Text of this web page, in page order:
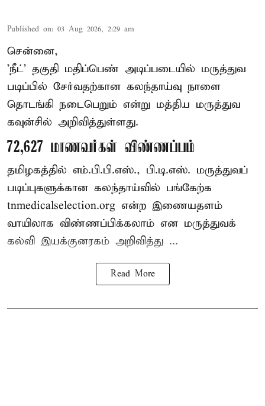
Published on: 03 Aug 2026, 2:29 am
சென்னை,
'நீட்' தகுதி மதிப்பெண் அடிப்படையில் மருத்துவ
படிப்பில் சேர்வதற்கான கலந்தாய்வு நாளை
தொடங்கி நடைபெறும் என்று மத்திய மருத்துவ
கவுன்சில் அறிவித்துள்ளது.
72,627 மாணவர்கள் விண்ணப்பம்
தமிழகத்தில் எம்.பி.பி.எஸ்., பி.டி.எஸ். மருத்துவப்
படிப்புகளுக்கான கலந்தாய்வில் பங்கேற்க
tnmedicalselection.org என்ற இணையதளம்
வாயிலாக விண்ணப்பிக்கலாம் என மருத்துவக்
கல்வி இயக்குனரகம் அறிவித்து ...
Read More